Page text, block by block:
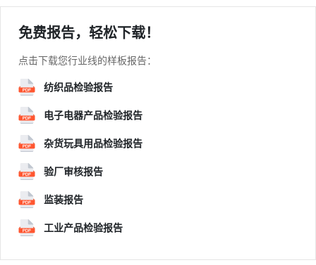
免费报告，轻松下载！
点击下载您行业线的样板报告：
纺织品检验报告
电子电器产品检验报告
杂货玩具用品检验报告
验厂审核报告
监装报告
工业产品检验报告